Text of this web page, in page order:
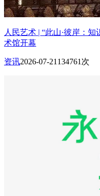
人民艺术 | “此山·彼岸：
术馆开幕
资讯2026-07-21 134761次